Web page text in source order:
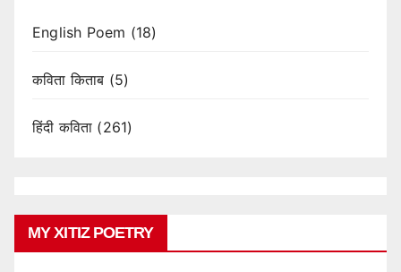
English Poem (18)
कविता किताब (5)
हिंदी कविता (261)
MY XITIZ POETRY